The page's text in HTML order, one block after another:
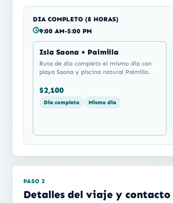
DIA COMPLETO (8 HORAS)
9:00 AM-5:00 PM
Isla Saona + Palmilla
Ruta de dia completo el mismo dia con
playa Saona y piscina natural Palmilla.
$2,100
Dia completo Mismo dia
PASO 2
Detalles del viaje y contacto